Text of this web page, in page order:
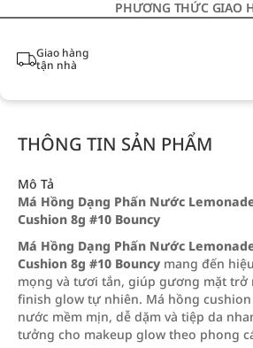
PHƯƠNG THỨC GIAO
Giao hàng
tận nhà
THÔNG TIN SẢN PHẨM
Mô Tả
Má Hồng Dạng Phấn Nước
Cushion 8g #10 Bouncy
Má Hồng Dạng Phấn Nước
Cushion 8g #10 Bouncy mang đến
mọng và tươi tắn, giúp gương mặt trở
finish glow tự nhiên. Má hồng
nước mềm mịn, dễ dặm và tiệp da
tưởng cho makeup glow theo phong